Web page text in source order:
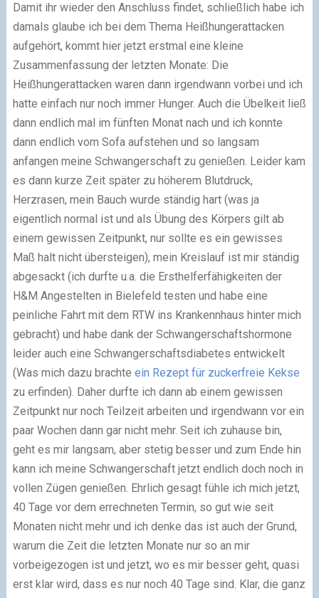
Damit ihr wieder den Anschluss findet, schließlich habe ich
damals glaube ich bei dem Thema Heißhungerattacken
aufgehört, kommt hier jetzt erstmal eine kleine
Zusammenfassung der letzten Monate: Die
Heißhungerattacken waren dann irgendwann vorbei und ich
hatte einfach nur noch immer Hunger. Auch die Übelkeit ließ
dann endlich mal im fünften Monat nach und ich konnte
dann endlich vom Sofa aufstehen und so langsam
anfangen meine Schwangerschaft zu genießen. Leider kam
es dann kurze Zeit später zu höherem Blutdruck,
Herzrasen, mein Bauch wurde ständig hart (was ja
eigentlich normal ist und als Übung des Körpers gilt ab
einem gewissen Zeitpunkt, nur sollte es ein gewisses
Maß halt nicht übersteigen), mein Kreislauf ist mir ständig
abgesackt (ich durfte u.a. die Ersthelferfähigkeiten der
H&M Angestelten in Bielefeld testen und habe eine
peinliche Fahrt mit dem RTW ins Krankennhaus hinter mich
gebracht) und habe dank der Schwangerschaftshormone
leider auch eine Schwangerschaftsdiabetes entwickelt
(Was mich dazu brachte ein Rezept für zuckerfreie Kekse
zu erfinden). Daher durfte ich dann ab einem gewissen
Zeitpunkt nur noch Teilzeit arbeiten und irgendwann vor ein
paar Wochen dann gar nicht mehr. Seit ich zuhause bin,
geht es mir langsam, aber stetig besser und zum Ende hin
kann ich meine Schwangerschaft jetzt endlich doch noch in
vollen Zügen genießen. Ehrlich gesagt fühle ich mich jetzt,
40 Tage vor dem errechneten Termin, so gut wie seit
Monaten nicht mehr und ich denke das ist auch der Grund,
warum die Zeit die letzten Monate nur so an mir
vorbeigezogen ist und jetzt, wo es mir besser geht, quasi
erst klar wird, dass es nur noch 40 Tage sind. Klar, die ganz